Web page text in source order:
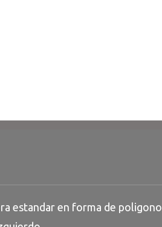
estandar en forma de poligono